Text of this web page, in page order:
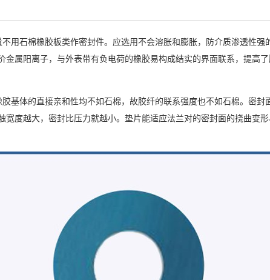
用石棉橡胶板类作密封件。应选用不会溶胀和膨胀，防介质渗透性
金属阳离子，与外表带有负电荷的橡胶易构成结实的界面联系，提高
基体的直接亲和性均不如石棉，故胶纤的联系强度也不如石棉。密
宽度越大，密封比压力就越小。垫片能适应法兰对的密封面的挠曲变